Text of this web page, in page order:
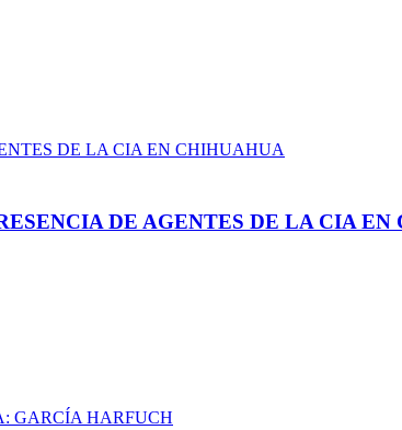
DE AGENTES DE LA CIA EN